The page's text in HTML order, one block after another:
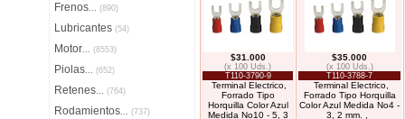
Frenos... (890)
Lubricantes (54)
Motor... (8553)
Piolas... (652)
Retenes... (764)
Rodamientos... (737)
$31.000
(x 100 Uds.)
T110-3790-9
Terminal Electrico,
Forrado Tipo
Horquilla Color Azul
Medida No10 - 5, 3
$35.000
(x 100 Uds.)
T110-3788-7
Terminal Electrico,
Forrado Tipo Horquilla
Color Azul Medida No4 -
3, 2 mm. ,